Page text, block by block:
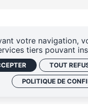
votre navigation,
tiers pouvant
TOUT
POLITIQUE DE